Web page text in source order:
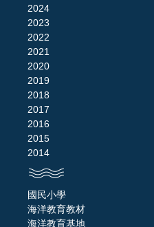
2024
2023
2022
2021
2020
2019
2018
2017
2016
2015
2014
國民小學
海洋教育教材
海洋教育基地